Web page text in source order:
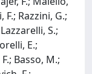
F.; Razzini, G.;
S.;
E.;
Basso, M.;